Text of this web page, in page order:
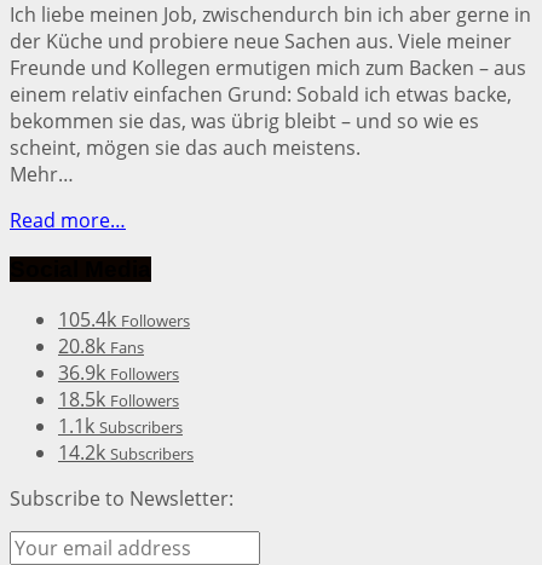
Ich liebe meinen Job, zwischendurch bin ich aber gerne in
der Küche und probiere neue Sachen aus. Viele meiner
Freunde und Kollegen ermutigen mich zum Backen – aus
einem relativ einfachen Grund: Sobald ich etwas backe,
bekommen sie das, was übrig bleibt – und so wie es
scheint, mögen sie das auch meistens.
Mehr…
Read more…
105.4k Followers
20.8k Fans
36.9k Followers
18.5k Followers
1.1k Subscribers
14.2k Subscribers
Subscribe to Newsletter: